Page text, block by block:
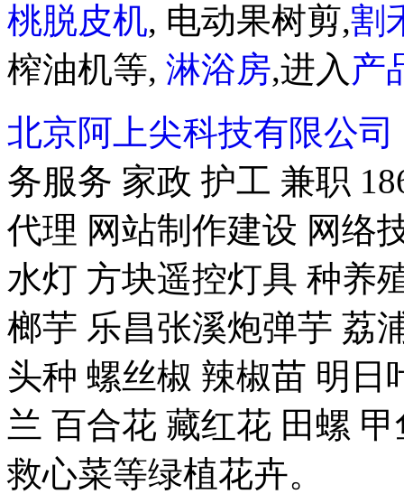
桃脱皮机, 电动果树剪,割
榨油机等, 淋浴房,进入 产
北京阿上尖科技有限公司
务服务 家政 护工 兼职
代理 网站制作建设 网络
水灯 方块遥控灯具 种养
榔芋 乐昌张溪炮弹芋 荔
头种 螺丝椒 辣椒苗 明日
兰 百合花 藏红花 田螺
救心菜等绿植花卉。